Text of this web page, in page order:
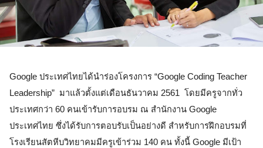
Google ประเทศไทยได้นำร่องโครงการ “Google Coding Teacher
Leadership”  มาแล้วตั้งแต่เดือนธันวาคม 2561  โดยมีครูจากทั่ว
ประเทศกว่า 60 คนเข้ารับการอบรม ณ สำนักงาน Google
ประเทศไทย ซึ่งได้รับการตอบรับเป็นอย่างดี สำหรับการฝึกอบรมที่
โรงเรียนสัตหีบวิทยาคมมีครูเข้าร่วม 140 คน ทั้งนี้ Google มีเป้า